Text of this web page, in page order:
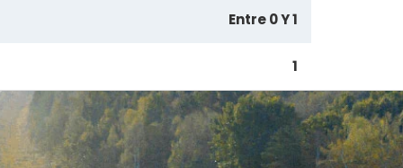
Entre 0 Y 1
1